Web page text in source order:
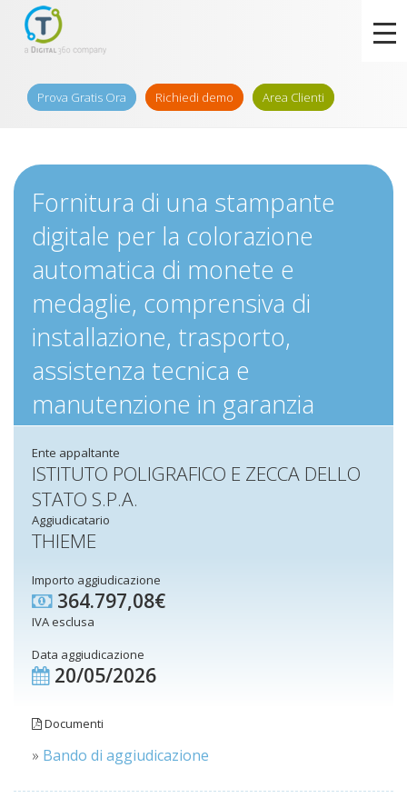
Prova Gratis Ora Richiedi demo Area Clienti
Fornitura di una stampante
digitale per la colorazione
automatica di monete e
medaglie, comprensiva di
installazione, trasporto,
assistenza tecnica e
manutenzione in garanzia
Ente appaltante
ISTITUTO POLIGRAFICO E ZECCA DELLO
STATO S.P.A.
Aggiudicatario
THIEME
Importo aggiudicazione
364.797,08€
IVA esclusa
Data aggiudicazione
20/05/2026
Documenti
» Bando di aggiudicazione